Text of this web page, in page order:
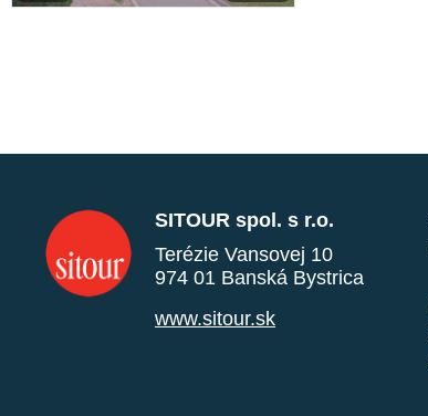
SITOUR spol. s r.o.
Terézie Vansovej 10
974 01 Banská Bystrica
www.sitour.sk